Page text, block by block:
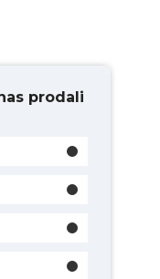
prodali